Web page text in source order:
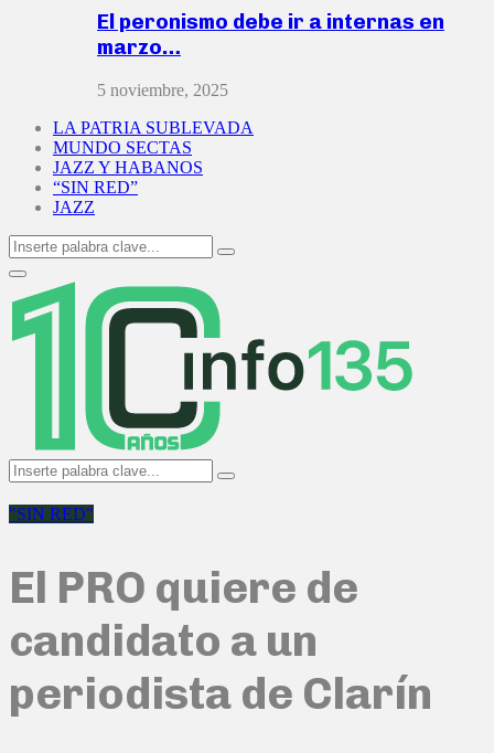
El peronismo debe ir a internas en
marzo…
5 noviembre, 2025
LA PATRIA SUBLEVADA
MUNDO SECTAS
JAZZ Y HABANOS
“SIN RED”
JAZZ
Search
for:
Search
Primary
Menu
Search
for:
Search
"SIN RED"
El PRO quiere de
candidato a un
periodista de Clarín